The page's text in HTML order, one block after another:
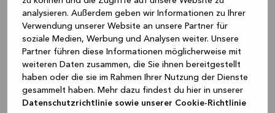
analysieren. Außerdem geben wir Informationen zu Ihrer
Verwendung unserer Website an unsere Partner für
soziale Medien, Werbung und Analysen weiter. Unsere
Partner führen diese Informationen möglicherweise mit
weiteren Daten zusammen, die Sie ihnen bereitgestellt
haben oder die sie im Rahmen Ihrer Nutzung der Dienste
gesammelt haben. Mehr dazu findest du hier in unserer
Datenschutzrichtlinie sowie unserer Cookie-Richtlinie